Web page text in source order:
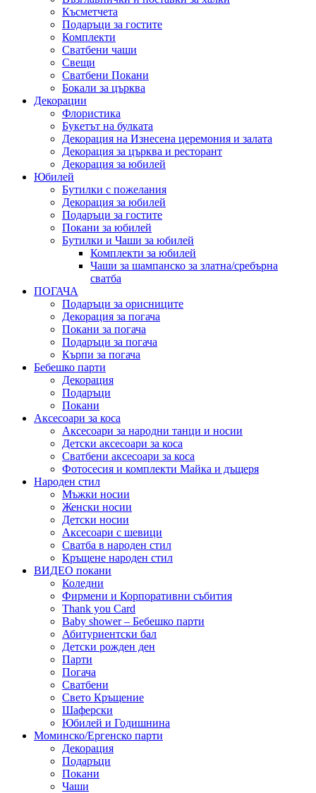
Късметчета
Подаръци за гостите
Комплекти
Сватбени чаши
Свещи
Сватбени Покани
Бокали за църква
Декорации
Флористика
Букетът на булката
Декорация на Изнесена церемония и залата
Декорация за църква и ресторант
Декорация за юбилей
Юбилей
Бутилки с пожелания
Декорация за юбилей
Подаръци за гостите
Покани за юбилей
Бутилки и Чаши за юбилей
Комплекти за юбилей
Чаши за шампанско за златна/сребърна
сватба
ПОГАЧА
Подаръци за орисниците
Декорация за погача
Покани за погача
Подаръци за погача
Кърпи за погача
Бебешко парти
Декорация
Подаръци
Покани
Аксесоари за коса
Аксесоари за народни танци и носии
Детски аксесоари за коса
Сватбени аксесоари за коса
Фотосесия и комплекти Майка и дъщеря
Народен стил
Мъжки носии
Женски носии
Детски носии
Аксесоари с шевици
Сватба в народен стил
Кръщене народен стил
ВИДЕО покани
Коледни
Фирмени и Корпоративни събития
Thank you Card
Baby shower – Бебешко парти
Абитуриентски бал
Детски рожден ден
Парти
Погача
Сватбени
Свето Кръщение
Шаферски
Юбилей и Годишнина
Моминско/Ергенско парти
Декорация
Подаръци
Покани
Чаши